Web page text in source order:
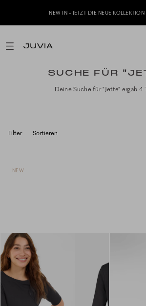
NEW IN - JETZT DIE NEUE KOLLEKTION
SUCHE FÜR
Deine Suche für "Jette" ergab 4
Filter Sortieren
NEW